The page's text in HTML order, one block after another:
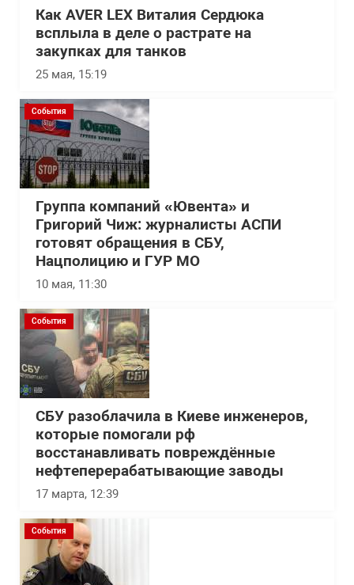
Как AVER LEX Виталия Сердюка
всплыла в деле о растрате на
закупках для танков
25 мая, 15:19
События
Группа компаний «Ювента» и
Григорий Чиж: журналисты АСПИ
готовят обращения в СБУ,
Нацполицию и ГУР МО
10 мая, 11:30
События
СБУ разоблачила в Киеве инженеров,
которые помогали рф
восстанавливать повреждённые
нефтеперерабатывающие заводы
17 марта, 12:39
События